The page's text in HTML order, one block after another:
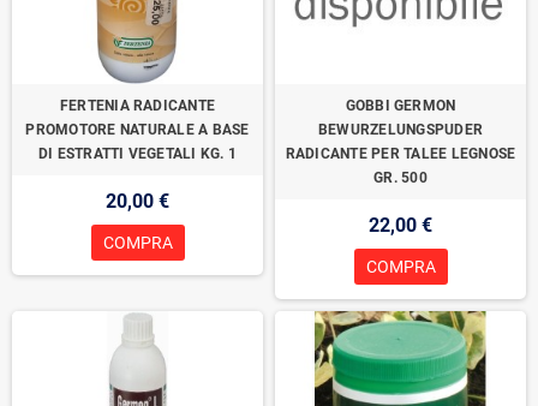
FERTENIA RADICANTE
PROMOTORE NATURALE A BASE
DI ESTRATTI VEGETALI KG. 1
20,00 €
COMPRA
GOBBI GERMON
BEWURZELUNGSPUDER
RADICANTE PER TALEE LEGNOSE
GR. 500
22,00 €
COMPRA